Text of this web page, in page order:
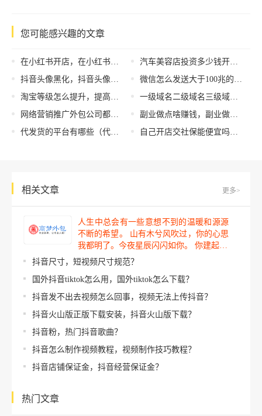
您可能感兴趣的文章
在小红书开店，在小红书开店铺需要保证金吗
抖音头像黑化，抖音头像黑化图片？
淘宝等级怎么提升，提高淘宝等级方法？
网络营销推广外包公司都在用的免费推广方法有哪些？
代发货的平台有哪些（代发货是什么）
汽车美容店投资多少钱开店，汽车美容店开店成本？
微信怎么发送大于100兆的文件，文件传输技巧？
一级域名二级域名三级域名的区别（什么是顶级域名,二级域名和三级域名）
副业做点啥赚钱，副业做点什么好
自己开店交社保能便宜吗，个人开店社保费用？
相关文章 更多>
人生中总会有一些意想不到的温暖和源源
不断的希望。 山有木兮风吹过，你的心思
我都明了。今夜星辰闪闪如你。 你建起…
抖音尺寸，短视频尺寸规范？
国外抖音tiktok怎么用，国外tiktok怎么下载？
抖音发不出去视频怎么回事，视频无法上传抖音？
抖音火山版正版下载安装，抖音火山版下载？
抖音粉，热门抖音歌曲？
抖音怎么制作视频教程，视频制作技巧教程？
抖音店铺保证金，抖音经营保证金？
热门文章